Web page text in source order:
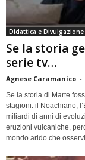
Didattica e Divulgazione
Se la storia
serie tv…
Agnese Caramanico -
Se la storia di Marte
stagioni: il Noachiano,
miliardi di anni di
eruzioni vulcaniche,
mondo arido che